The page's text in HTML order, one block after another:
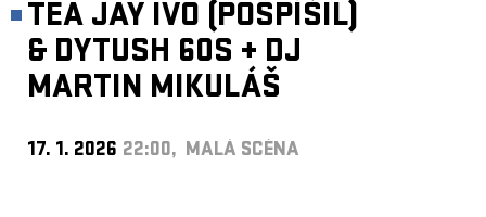
TEA JAY IVO (POSPÍŠIL)
& DYTUSH 60S + DJ
MARTIN MIKULÁŠ
17. 1. 2026 22:00, MALÁ SCÉNA